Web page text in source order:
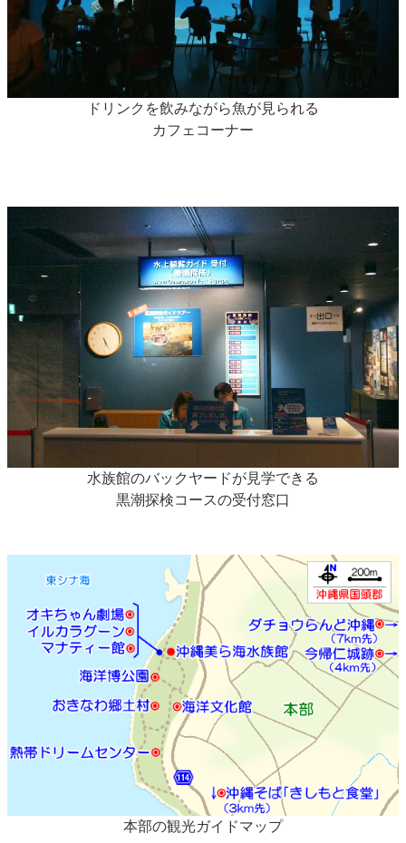
ドリンクを飲みながら魚が見られる
カフェコーナー
水族館のバックヤードが見学できる
黒潮探検コースの受付窓口
本部の観光ガイドマップ